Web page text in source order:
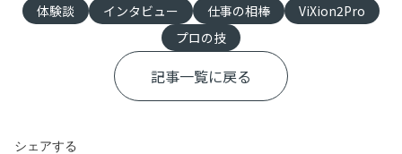
体験談 インタビュー 仕事の相棒
ViXion2Pro
プロの技
記事一覧に戻る
シェアする